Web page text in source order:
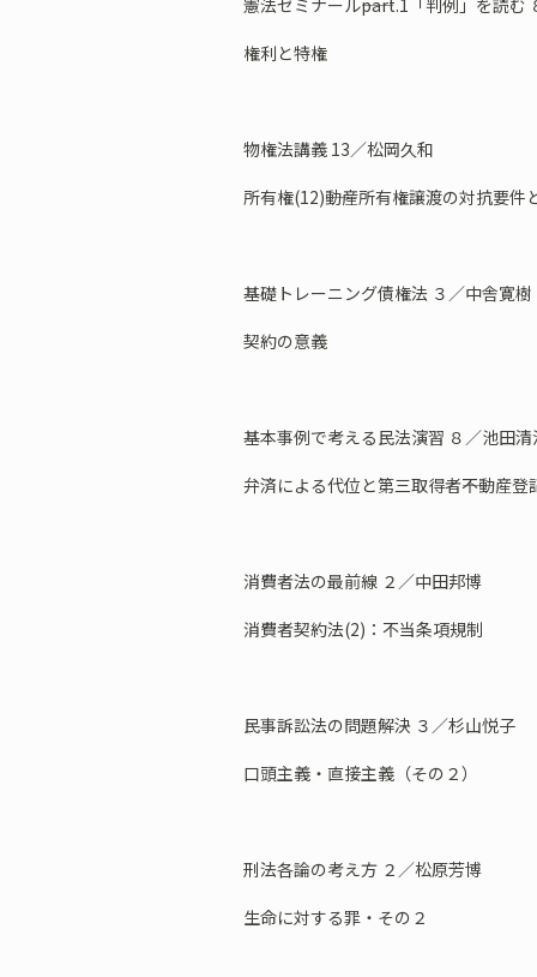
憲法ゼミナール――part.1「判例」を読む
権利と特権
物権法講義 13／松岡久和
所有権(12)――動産所有権譲渡の対抗要
基礎トレーニング債権法 ３／中舎寛樹
契約の意義
基本事例で考える民法演習 ８／池田清
弁済による代位と第三取得者――不動産
消費者法の最前線 ２／中田邦博
消費者契約法(2)：不当条項規制
民事訴訟法の問題解決 ３／杉山悦子
口頭主義・直接主義（その２）
刑法各論の考え方 ２／松原芳博
生命に対する罪・その２